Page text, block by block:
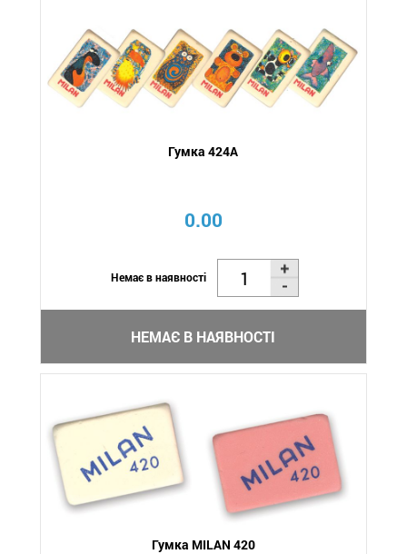
Гумка 424A
0.00
Немає в наявності
НЕМАЄ В НАЯВНОСТІ
Гумка MILAN 420